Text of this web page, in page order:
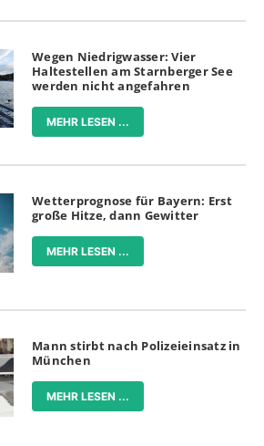
Wegen Niedrigwasser: Vier
Haltestellen am Starnberger See
werden nicht angefahren
MEHR LESEN ...
Wetterprognose für Bayern: Erst
große Hitze, dann Gewitter
MEHR LESEN ...
Mann stirbt nach Polizeieinsatz in
München
MEHR LESEN ...